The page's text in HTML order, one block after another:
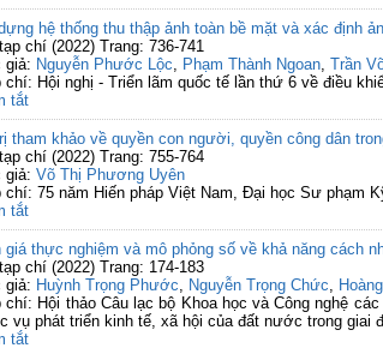
hệ thống thu thập ảnh toàn bề mặt và xác định
chí (2022) Trang: 736-741
giả: Nguyễn Phước Lộc, Phạm Thành Ngoan, Trần
chí: Hội nghị - Triển lãm quốc tế lần thứ 6 về điều
tắt
tham khảo về quyền con người, quyền công dân
chí (2022) Trang: 755-764
giả: Võ Thị Phương Uyên
chí: 75 năm Hiến pháp Việt Nam, Đại học Sư phạm
tắt
giá thực nghiệm và mô phỏng số về khả năng cách
chí (2022) Trang: 174-183
giả: Huỳnh Trọng Phước, Nguyễn Trọng Chức,
chí: Hội thảo Câu lạc bộ Khoa học và Công nghệ
vụ phát triển kinh tế, xã hội của đất nước trong giai
tắt